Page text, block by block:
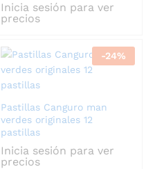
Inicia sesión para ver
precios
-24%
Pastillas Canguro man
verdes originales 12
pastillas
Inicia sesión para ver
precios